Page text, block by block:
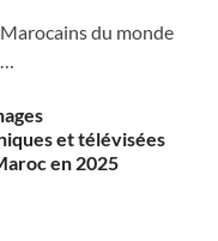
du monde
et télévisées
en 2025